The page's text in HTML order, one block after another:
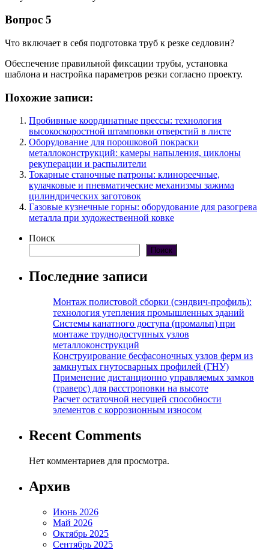
Вопрос 5
Что включает в себя подготовка труб к резке седловин?
Обеспечение правильной фиксации трубы, установка
шаблона и настройка параметров резки согласно проекту.
Похожие записи:
Пробивные координатные прессы: технология
высокоскоростной штамповки отверстий в листе
Оборудование для порошковой покраски
металлоконструкций: камеры напыления, циклоны
рекуперации и распылители
Токарные станочные патроны: клинореечные,
кулачковые и пневматические механизмы зажима
цилиндрических заготовок
Газовые кузнечные горны: оборудование для разогрева
металла при художественной ковке
Поиск
Поиск
Последние записи
Монтаж полистовой сборки (сэндвич-профиль):
технология утепления промышленных зданий
Системы канатного доступа (промальп) при
монтаже труднодоступных узлов
металлоконструкций
Конструирование бесфасоночных узлов ферм из
замкнутых гнутосварных профилей (ГНУ)
Применение дистанционно управляемых замков
(траверс) для расстроповки на высоте
Расчет остаточной несущей способности
элементов с коррозионным износом
Recent Comments
Нет комментариев для просмотра.
Архив
Июнь 2026
Май 2026
Октябрь 2025
Сентябрь 2025